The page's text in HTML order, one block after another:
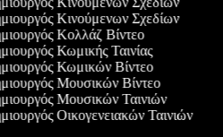
Κινούμενων Σχεδίων
Κολλάζ Βίντεο
Κωμικής Ταινίας
Κωμικών Βίντεο
Μουσικών Βίντεο
Μουσικών Ταινιών
Οικογενειακών Ταινιών